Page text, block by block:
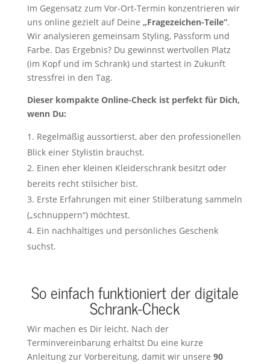
Im Gegensatz zum Vor-Ort-Termin konzentrieren wir
uns online gezielt auf Deine „Fragezeichen-Teile“.
Wir analysieren gemeinsam Styling, Passform und
Farbe. Das Ergebnis? Du gewinnst wertvollen Platz
(im Kopf und im Schrank) und startest in Zukunft
stressfrei in den Tag.
Dieser kompakte Online-Check ist perfekt für Dich,
wenn Du:
Regelmäßig aussortierst, aber den professionellen
Blick einer Stylistin brauchst.
Einen eher kleinen Kleiderschrank besitzt oder
bereits recht stilsicher bist.
Erste Erfahrungen mit einer Stilberatung sammeln
(„schnuppern“) möchtest.
Ein nachhaltiges und persönliches Geschenk
suchst.
So einfach funktioniert der digitale
Schrank-Check
Wir machen es Dir leicht. Nach der
Terminvereinbarung erhältst Du eine kurze
Anleitung zur Vorbereitung, damit wir unsere 90